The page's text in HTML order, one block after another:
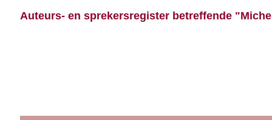
Auteurs- en sprekersregister betreffende